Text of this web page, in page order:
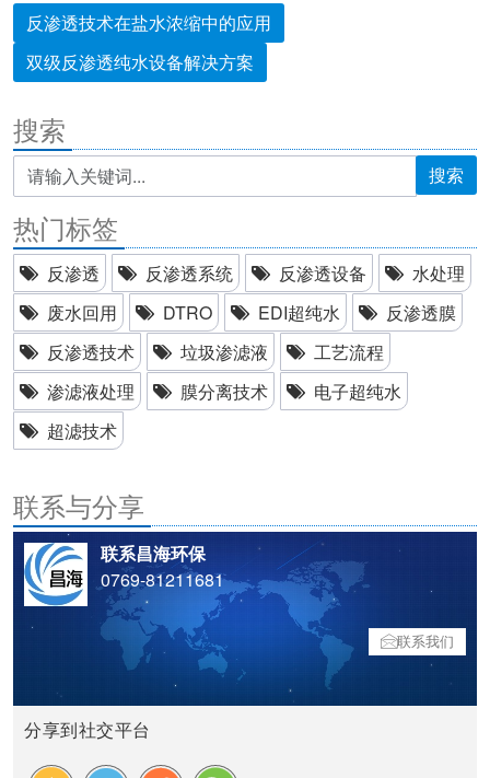
反渗透技术在盐水浓缩中的应用
双级反渗透纯水设备解决方案
搜索
搜索
热门标签
反渗透 反渗透系统 反渗透设备
水处理
废水回用
DTRO EDI超纯水
反渗透膜
反渗透技术
垃圾渗滤液
工艺流程
渗滤液处理
膜分离技术
电子超纯水
超滤技术
联系与分享
联系昌海环保
0769-81211681
联系我们
分享到社交平台